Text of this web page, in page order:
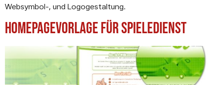
Websymbol-, und Logogestaltung.
Homepagevorlage für Spieledienst